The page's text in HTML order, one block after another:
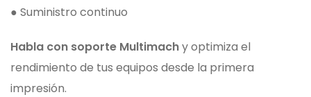
● Suministro continuo
Habla con soporte Multimachy optimiza el
rendimiento de tus equipos desde la primera
impresión.